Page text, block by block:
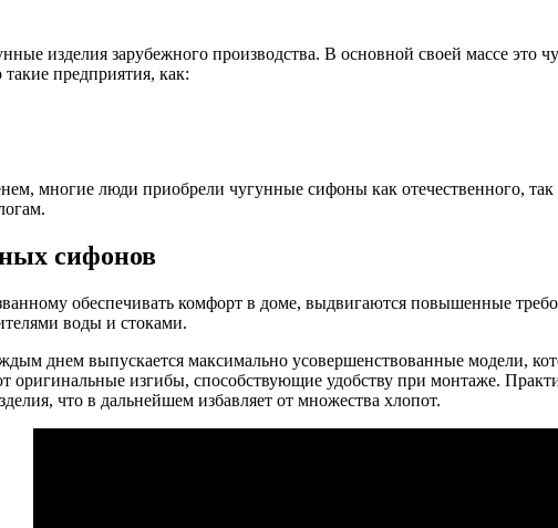
изделия зарубежного производства. В основной своей массе это
предприятия, как:
многие люди приобрели чугунные сифоны как отечественного,
сифонов
обеспечивать комфорт в доме, выдвигаются повышенные
воды и стоками.
днем выпускается максимально усовершенствованные модели,
изгибы, способствующие удобству при монтаже.
что в дальнейшем избавляет от множества хлопот.